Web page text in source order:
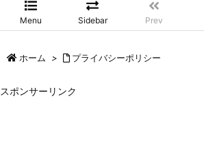
Menu Sidebar Prev
ホーム > プライバシーポリシー
スポンサーリンク